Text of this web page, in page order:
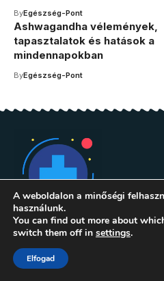
ByEgészség-Pont
Ashwagandha vélemények,
tapasztalatok és hatások a
mindennapokban
ByEgészség-Pont
A weboldalon a minőségi
használunk.
You can find out more about
switch them off in settings.
Elfogad